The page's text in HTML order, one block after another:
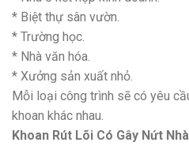
* Biệt thự sân vườn.
* Trường học.
* Nhà văn hóa.
* Xưởng sản xuất nhỏ.
Mỗi loại công trình sẽ có yêu
khoan khác nhau.
Khoan Rút Lõi Có Gây Nứt